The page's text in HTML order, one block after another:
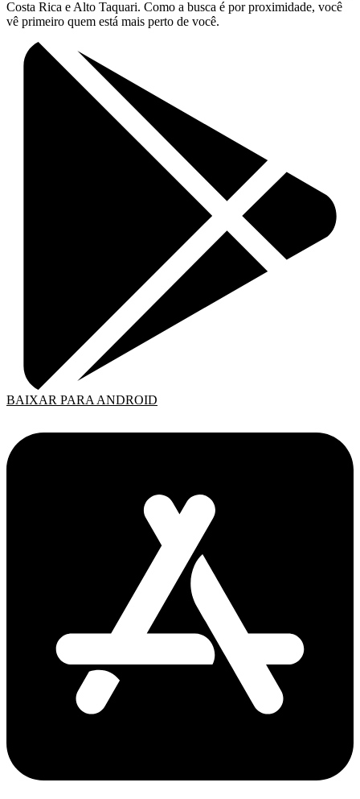
Costa Rica e Alto Taquari. Como a busca é por proximidade, você
vê primeiro quem está mais perto de você.
BAIXAR PARA ANDROID